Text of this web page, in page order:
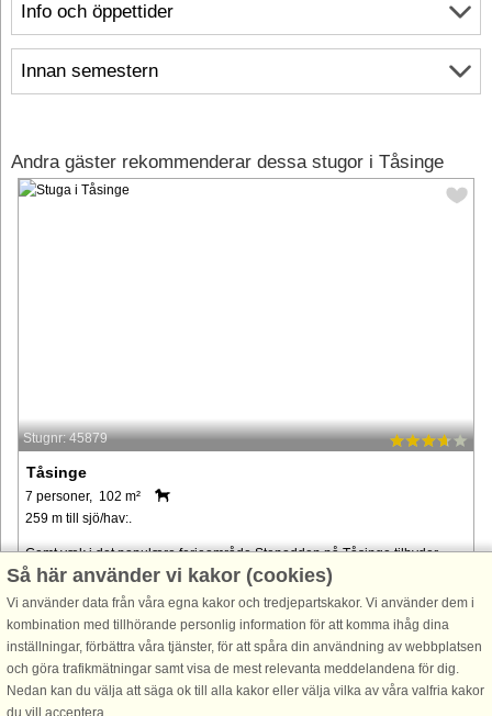
Info och öppettider
Innan semestern
Andra gäster rekommenderar dessa stugor i Tåsinge
Stugnr: 45879
Tåsinge
7 personer, 102 m²
259 m till sjö/hav:.
Gemt væk i det populære ferieområde Stenodden på Tåsinge tilbyder
dette hyggelige og velholdte feriehus den perfekte balance mellem
komfort og natur. Kun en kort gåtur fra en børnevenlig strand er det ...
från 5.292 SEK
Så här använder vi kakor (cookies)
Vi använder data från våra egna kakor och tredjepartskakor. Vi använder dem i
kombination med tillhörande personlig information för att komma ihåg dina
inställningar, förbättra våra tjänster, för att spåra din användning av webbplatsen
och göra trafikmätningar samt visa de mest relevanta meddelandena för dig.
Nedan kan du välja att säga ok till alla kakor eller välja vilka av våra valfria kakor
du vill acceptera.